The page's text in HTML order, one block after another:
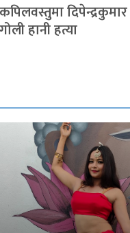
कपिलवस्तुमा
गोली हानी हत्या